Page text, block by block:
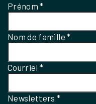
Prénom*
Nom de famille*
Courriel*
Newsletters*